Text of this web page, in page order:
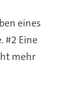
eines
#2 Eine
mehr